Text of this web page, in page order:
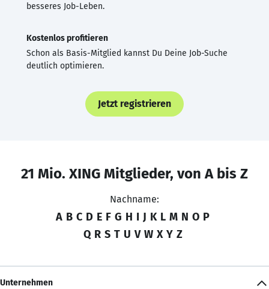
besseres Job-Leben.
Kostenlos profitieren
Schon als Basis-Mitglied kannst Du Deine Job-Suche
deutlich optimieren.
Jetzt registrieren
21 Mio. XING Mitglieder, von A bis Z
Nachname:
A B C D E F G H I J K L M N O P
Q R S T U V W X Y Z
Unternehmen